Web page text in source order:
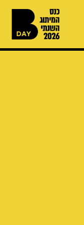
content